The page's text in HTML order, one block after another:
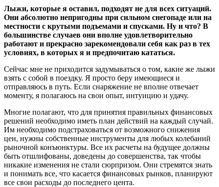
Лыжи, которые я оставил, подходят не для всех ситуаций.
Они абсолютно непригодны при сильном снегопаде или на
местности с крутыми подъемами и спусками. Ну и что? В
большинстве случаев они вполне удовлетворительно
работают и прекрасно зарекомендовали себя как раз в тех
условиях, в которых я и предпочитаю кататься.
Сейчас мне не приходится задумываться о том, какие же лыжи
взять с собой в поездку. Я просто беру имеющиеся и
отправляюсь в путь. Если снаряжение не вполне отвечает
моменту, я полагаюсь на свои опыт, интуицию и удачу.
Многие полагают, что для принятия правильных финансовых
решений необходимо иметь план действий на каждый случай.
Им необходимо подстраховаться от возможного снижения
цен, нужны собственные инструменты для любых колебаний
рыночной конъюнктуры. Все их расчеты на будущее должны
быть отшлифованы, доведены до совершенства, так чтобы
никакие изменения не стали сюрпризом. Они стремятся знать
и понимать все, что касается финансовых рынков, планируют
все свои расходы до последнего цента.